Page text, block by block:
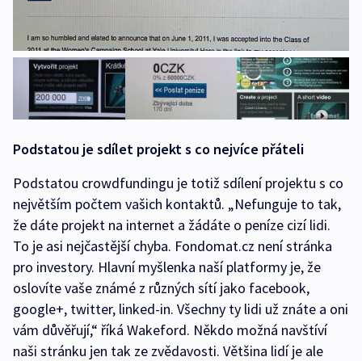
Podstatou je sdílet projekt s co nejvíce přáteli
Podstatou crowdfundingu je totiž sdílení projektu s co
největším počtem vašich kontaktů. „Nefunguje to tak,
že dáte projekt na internet a žádáte o peníze cizí lidi.
To je asi nejčastější chyba. Fondomat.cz není stránka
pro investory. Hlavní myšlenka naší platformy je, že
oslovíte vaše známé z různých sítí jako facebook,
google+, twitter, linked-in. Všechny ty lidi už znáte a oni
vám důvěřují,“ říká Wakeford. Někdo možná navštíví
naši stránku jen tak ze zvědavosti. Většina lidí je ale